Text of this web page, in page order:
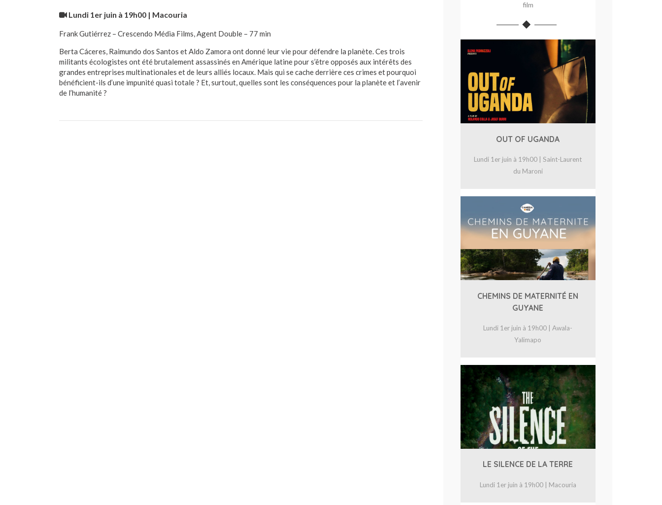
Lundi 1er juin à 19h00 | Macouria
Frank Gutiérrez – Crescendo Média Films, Agent Double – 77 min
Berta Cáceres, Raimundo dos Santos et Aldo Zamora ont donné leur vie pour défendre la planète. Ces trois
militants écologistes ont été brutalement assassinés en Amérique latine pour s’être opposés aux intérêts des
grandes entreprises multinationales et de leurs alliés locaux. Mais qui se cache derrière ces crimes et pourquoi
bénéficient-ils d’une impunité quasi totale ? Et, surtout, quelles sont les conséquences pour la planète et l’avenir
de l’humanité ?
film
OUT OF UGANDA
Lundi 1er juin à 19h00 | Saint-Laurent
du Maroni
CHEMINS DE MATERNITÉ EN
GUYANE
Lundi 1er juin à 19h00 | Awala-
Yalimapo
LE SILENCE DE LA TERRE
Lundi 1er juin à 19h00 | Macouria